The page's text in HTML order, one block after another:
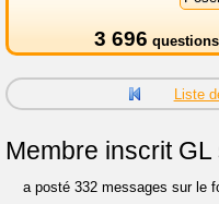
3 696
Liste
Membre inscritGL
a posté 332 messages sur le